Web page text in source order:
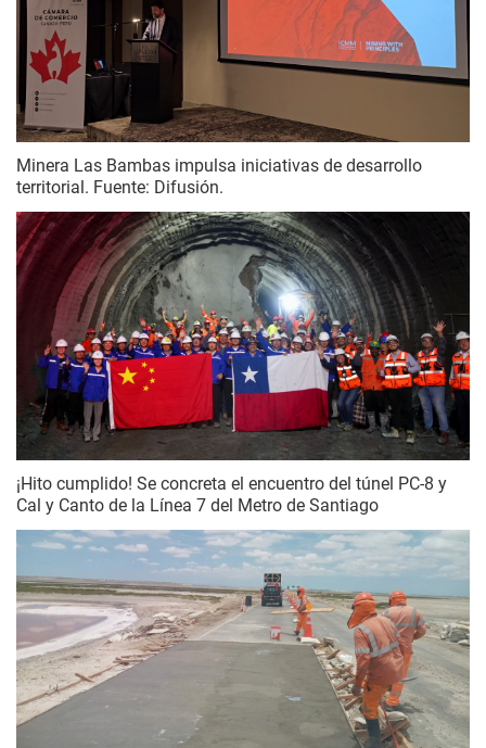
Minera Las Bambas impulsa iniciativas de desarrollo
territorial. Fuente: Difusión.
¡Hito cumplido! Se concreta el encuentro del túnel PC-8 y
Cal y Canto de la Línea 7 del Metro de Santiago